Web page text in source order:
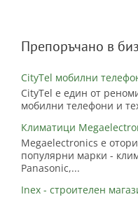
Препоръчано в
CityTel мобилни
CityTel е един от
мобилни телефони и
Климатици
Megaelectronics е
популярни марки -
Panasonic,...
Inex - строителен